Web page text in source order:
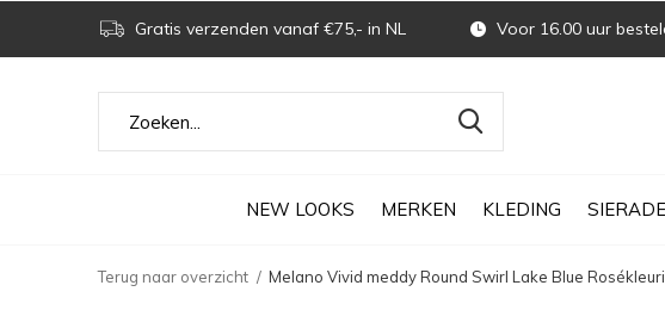
NEW LOOKS MERKEN KLEDING
Gratis verzenden vanaf €75,- in NL Voor 16.00 uur
Terug naar overzicht Melano Vivid meddy Round Swirl Lake Blue